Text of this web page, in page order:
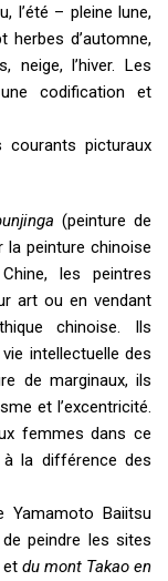
l’été – pleine lune,
herbes d’automne,
neige, l’hiver. Les
codification et
courants picturaux
(peinture de
peinture chinoise
les peintres
art ou en vendant
chinoise. Ils
intellectuelle des
de marginaux, ils
et l’excentricité.
femmes dans ce
la différence des
Baiitsu
peindre les sites
et du mont Takao en